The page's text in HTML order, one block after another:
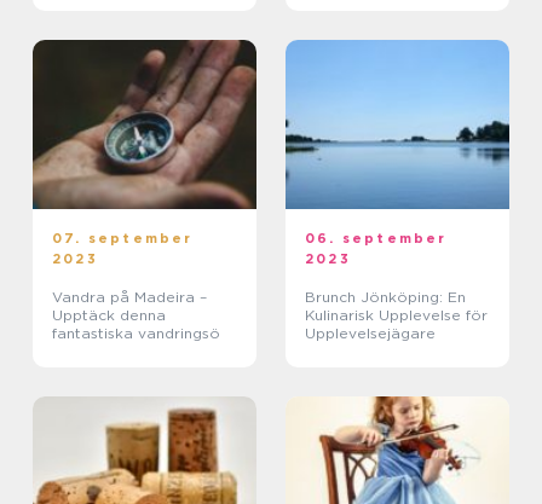
07. september
2023
Vandra på Madeira –
Upptäck denna
fantastiska vandringsö
06. september
2023
Brunch Jönköping: En
Kulinarisk Upplevelse för
Upplevelsejägare